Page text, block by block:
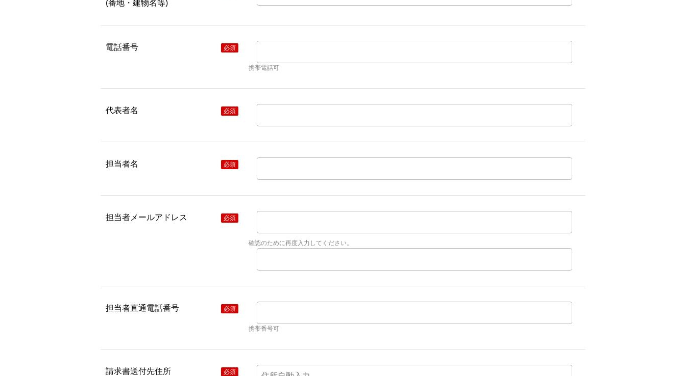
(番地・建物名等)
電話番号 必須
携帯電話可
代表者名 必須
担当者名 必須
担当者メールアドレス 必須
確認のために再度入力してください。
担当者直通電話番号 必須
携帯番号可
請求書送付先住所
必須